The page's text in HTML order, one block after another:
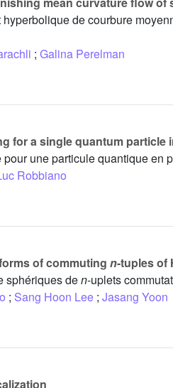
de courbure
; Galina Perelman
for a single quantum
une particule quantique en
Robbiano
of commuting n-tuples of
sphériques den-uplets
; Sang Hoon Lee ; Jasang Yoon